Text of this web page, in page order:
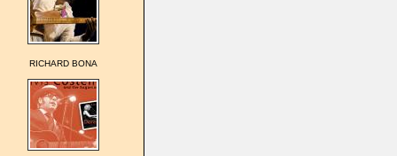
RICHARD BONA